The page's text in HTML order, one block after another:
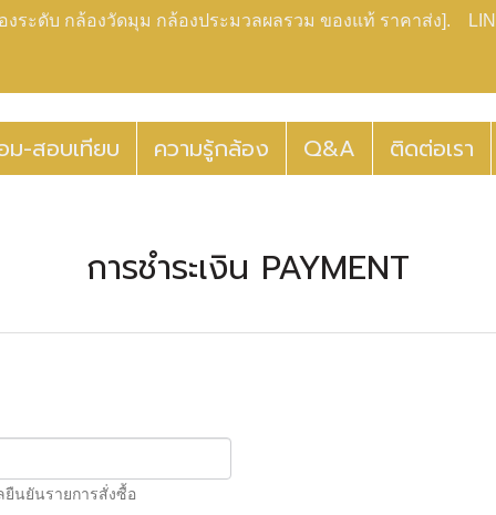
ระดับ กล้องวัดมุม กล้องประมวลผลรวม ของแท้ ราคาส่ง].
ม-สอบเทียบ ความรู้กล้อง Q&A ติดต่อเรา
การชำระเงิน PAYMENT
ยืนยันรายการสั่งซื้อ